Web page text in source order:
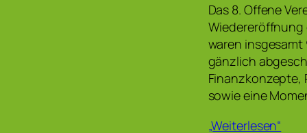
Das 8. Offene
Wiedereröffnung
waren
gänzlich
Finanzkonzepte,
sowie eine
„Weiterlesen“